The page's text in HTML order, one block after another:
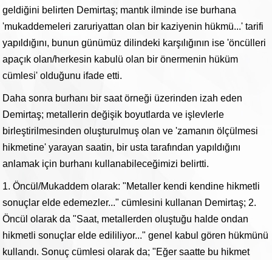
geldiğini belirten Demirtaş; mantık ilminde ise burhana
'mukaddemeleri zaruriyattan olan bir kaziyenin hükmü...' tarifi
yapıldığını, bunun günümüz dilindeki karşılığının ise 'öncülleri
apaçık olan/herkesin kabulü olan bir önermenin hüküm
cümlesi' olduğunu ifade etti.
Daha sonra burhanı bir saat örneği üzerinden izah eden
Demirtaş; metallerin değişik boyutlarda ve işlevlerle
birleştirilmesinden oluşturulmuş olan ve 'zamanın ölçülmesi
hikmetine' yarayan saatin, bir usta tarafından yapıldığını
anlamak için burhanı kullanabileceğimizi belirtti.
1. Öncül/Mukaddem olarak: "Metaller kendi kendine hikmetli
sonuçlar elde edemezler..." cümlesini kullanan Demirtaş; 2.
Öncül olarak da "Saat, metallerden oluştuğu halde ondan
hikmetli sonuçlar elde edililiyor..." genel kabul gören hükmünü
kullandı. Sonuç cümlesi olarak da; "Eğer saatte bu hikmet